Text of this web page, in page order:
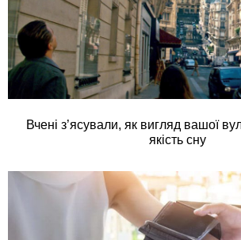
Вчені з’ясували, як вигляд вашої
якість сну